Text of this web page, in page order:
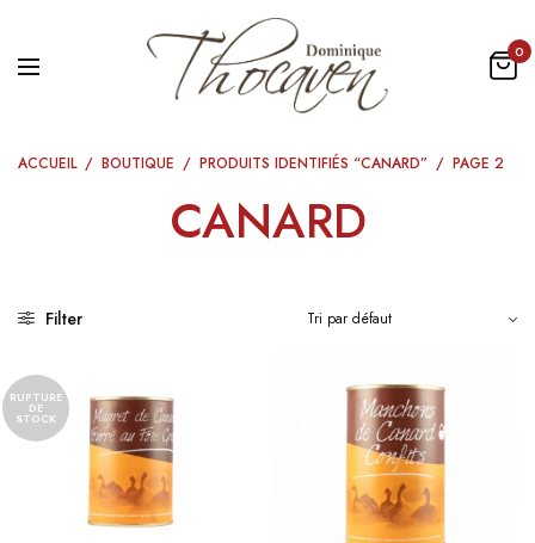
0
ACCUEIL / BOUTIQUE / PRODUITS IDENTIFIÉS “CANARD” / PAGE 2
CANARD
Filter
RUPTURE
DE
STOCK